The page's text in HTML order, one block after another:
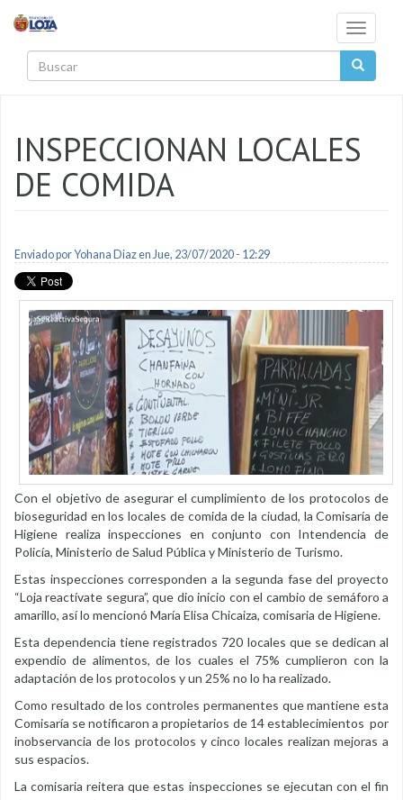
Toggle
INSPECCIONAN LOCALES
DE COMIDA
Enviado porYohana Diazen Jue, 23/07/2020 - 12:29
Con el objetivo de asegurar el cumplimiento de los protocolos de
bioseguridad en los locales de comida de la ciudad, la Comisaría de
Higiene realiza inspecciones en conjunto con Intendencia de
Policía, Ministerio de Salud Pública y Ministerio de Turismo.
Estas inspecciones corresponden a la segunda fase del proyecto
“Loja reactívate segura”, que dio inicio con el cambio de semáforo a
amarillo, así lo mencionó María Elisa Chicaiza, comisaria de Higiene.
Esta dependencia tiene registrados 720 locales que se dedican al
expendio de alimentos, de los cuales el 75% cumplieron con la
adaptación de los protocolos y un 25% no lo ha realizado.
Como resultado de los controles permanentes que mantiene esta
Comisaría se notificaron a propietarios de 14 establecimientos por
inobservancia de los protocolos y cinco locales realizan mejoras a
sus espacios.
La comisaria reitera que estas inspecciones se ejecutan con el fin